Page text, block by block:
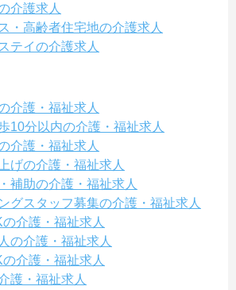
介護求人
・高齢者住宅地の介護求人
テイの介護求人
介護・福祉求人
10分以内の介護・福祉求人
介護・福祉求人
げの介護・福祉求人
補助の介護・福祉求人
グスタッフ募集の介護・福祉求人
介護・福祉求人
の介護・福祉求人
介護・福祉求人
護・福祉求人